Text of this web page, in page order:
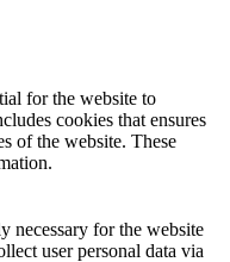
for the website to
cookies that ensures
of the website. These
necessary for the website
user personal data via